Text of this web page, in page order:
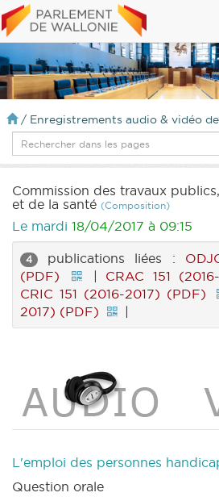
/ Enregistrements audio & vidéo
Commission des travaux
et de la santé (Composition)
Le mardi 18/04/2017 à 09:15
4 publications liées :
(PDF)
| CRAC 151
CRIC 151 (2016-2017) (PDF)
2017) (PDF)
|
L'emploi des personnes
Question orale